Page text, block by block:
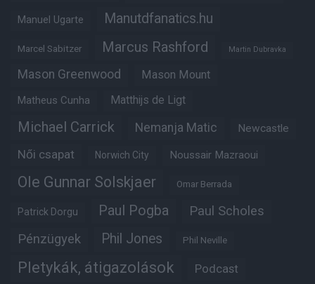
Manuel Ugarte Manutdfanatics.hu
Marcel Sabitzer Marcus Rashford Martin Dubravka
Mason Greenwood Mason Mount
Matheus Cunha Matthijs de Ligt
Michael Carrick Nemanja Matic Newcastle
Női csapat Norwich City Noussair Mazraoui
Ole Gunnar Solskjaer Omar Berrada
Patrick Dorgu Paul Pogba Paul Scholes
Pénzügyek Phil Jones Phil Neville
Pletykák, átigazolások Podcast